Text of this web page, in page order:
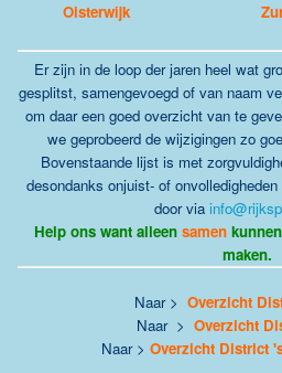
Oisterwijk
Er zijn in de loop der jaren heel wat
gesplitst, samengevoegd of van naam
om daar een goed overzicht van te
we geprobeerd de wijzigingen zo
Bovenstaande lijst is met
desondanks onjuist- of
door via
Help ons want alleen samen
maken.
Naar > Overzicht
Naar > Overzicht
Naar > Overzicht District